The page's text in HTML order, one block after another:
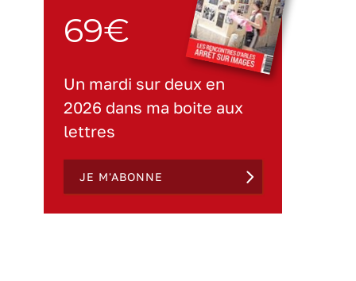
69€
Un mardi sur deux en
2026 dans ma boite aux
lettres
JE M'ABONNE